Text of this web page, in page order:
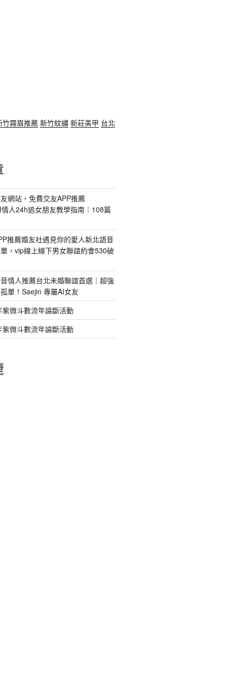
竹霧眉推薦 新竹紋繡 新莊美甲 台北
網站，免費交友APP推薦
人24h追女朋友教學指南｜108篇
推薦婚友社遇見你的愛人新北語音
，vip線上線下男女聯誼約會530破
情人推薦台北未婚聯誼首選｜超強
單！Saejin 專屬AI女友
微斗數流年論斷活動
微斗數流年論斷活動